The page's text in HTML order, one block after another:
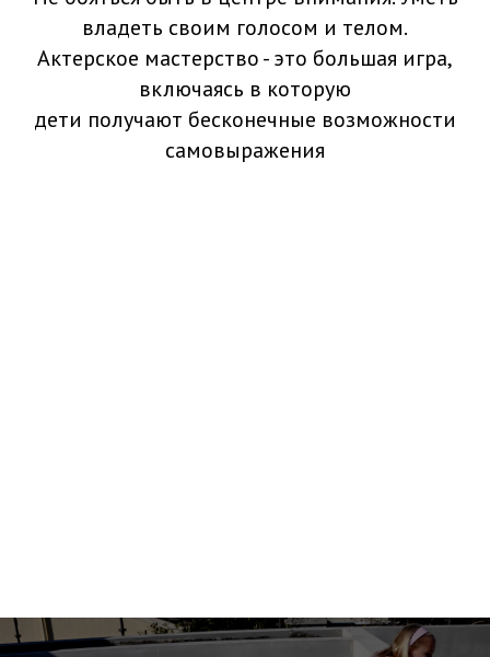
владеть своим голосом и телом.
Актерское мастерство - это большая игра,
включаясь в которую
дети получают бесконечные возможности
самовыражения